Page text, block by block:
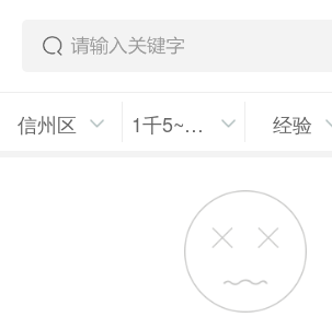
信州区 1千5~2千/月 经验